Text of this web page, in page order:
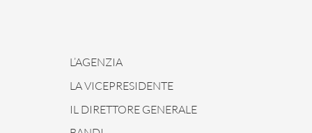
L’AGENZIA
LA VICEPRESIDENTE
IL DIRETTORE GENERALE